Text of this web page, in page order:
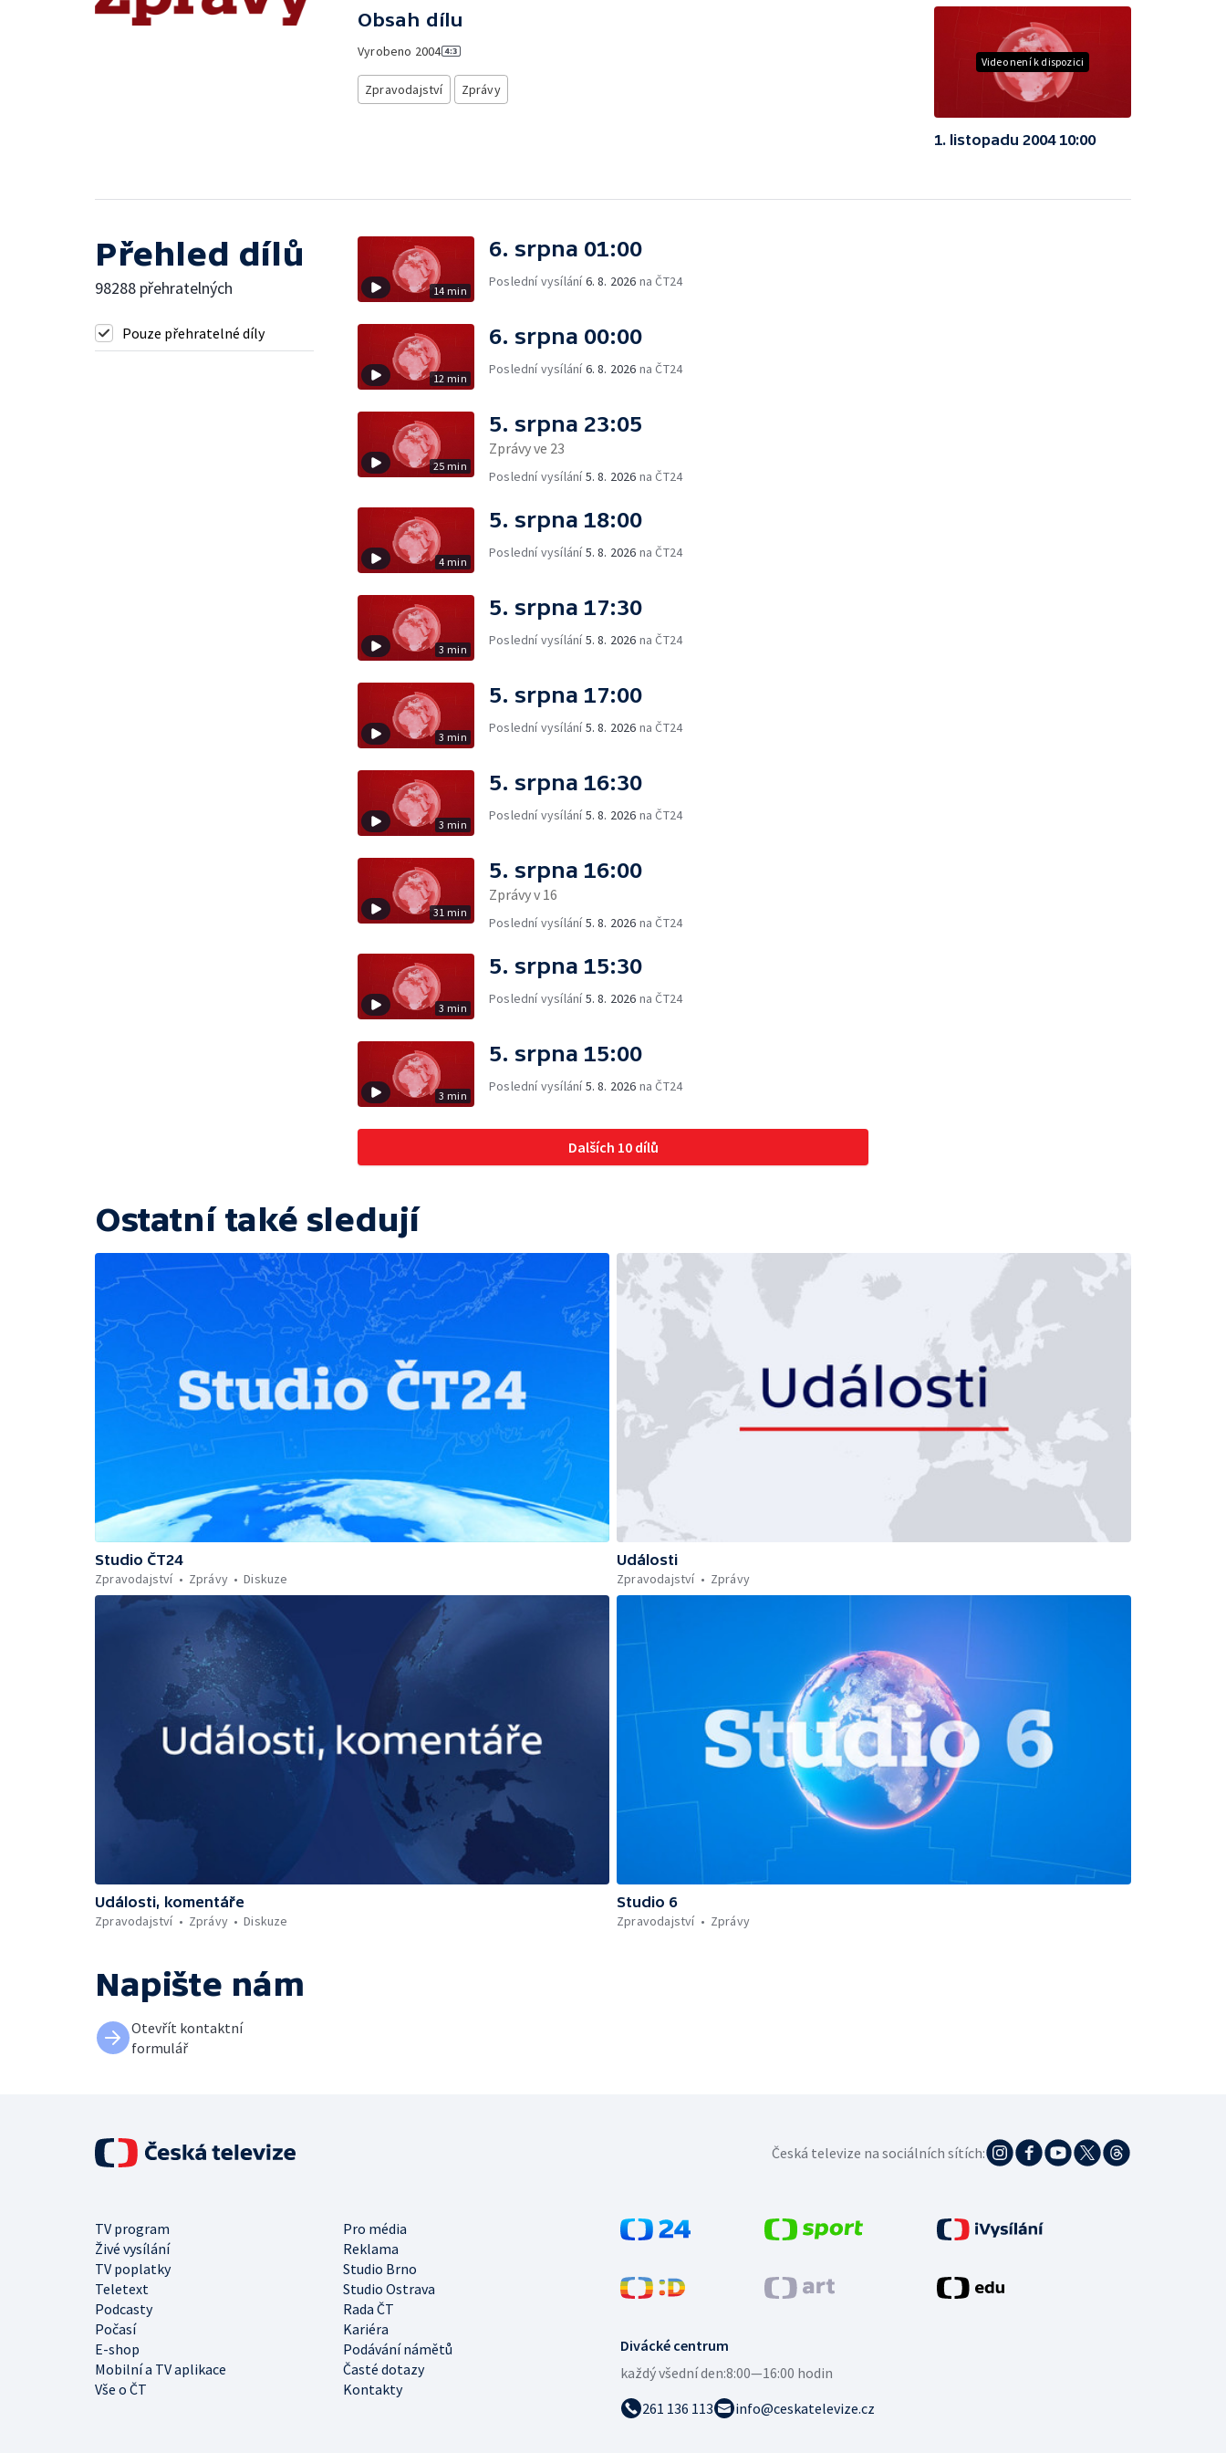
Obsah dílu
Vyrobeno 2004
Zpravodajství Zprávy
Video není k dispozici
1. listopadu 2004 10:00
Přehled dílů
98288 přehratelných
Pouze přehratelné díly
14 min
6. srpna 01:00
Poslední vysílání6. 8. 2026 na ČT24
12 min
6. srpna 00:00
Poslední vysílání6. 8. 2026 na ČT24
25 min
5. srpna 23:05
Zprávy ve 23
Poslední vysílání5. 8. 2026 na ČT24
4 min
5. srpna 18:00
Poslední vysílání5. 8. 2026 na ČT24
3 min
5. srpna 17:30
Poslední vysílání5. 8. 2026 na ČT24
3 min
5. srpna 17:00
Poslední vysílání5. 8. 2026 na ČT24
3 min
5. srpna 16:30
Poslední vysílání5. 8. 2026 na ČT24
31 min
5. srpna 16:00
Zprávy v 16
Poslední vysílání5. 8. 2026 na ČT24
3 min
5. srpna 15:30
Poslední vysílání5. 8. 2026 na ČT24
3 min
5. srpna 15:00
Poslední vysílání5. 8. 2026 na ČT24
Dalších 10 dílů
Ostatní také sledují
Studio ČT24
Zpravodajství
Zprávy Diskuze
Události
Zpravodajství
Zprávy
Události, komentáře
Zpravodajství
Zprávy Diskuze
Studio 6
Zpravodajství
Zprávy
Napište nám
Otevřít kontaktní
formulář
Divácké centrum
každý všední den:8:00—16:00 hodin
261 136 113
info@ceskatelevize.cz
TV program
Pro média
Živé vysílání
Reklama
TV poplatky
Studio Brno
Teletext
Studio Ostrava
Podcasty
Rada ČT
Počasí
Kariéra
E-shop
Podávání námětů
Mobilní a TV aplikace
Časté dotazy
Vše o ČT
Kontakty
Česká televize na sociálních sítích: